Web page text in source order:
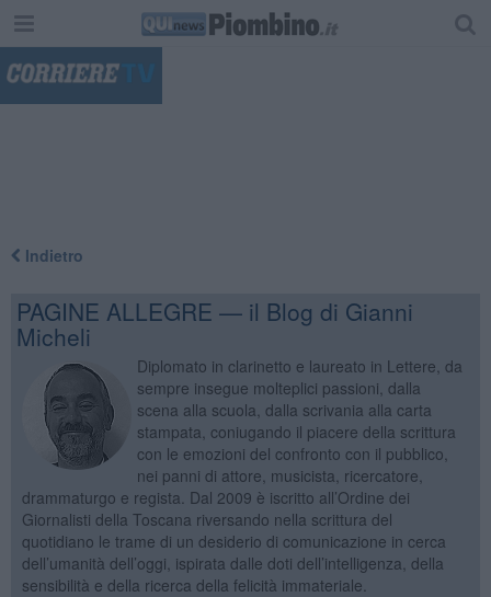
Indietro
PAGINE ALLEGRE — il Blog di Gianni
Micheli
Diplomato in clarinetto e laureato in Lettere, da
sempre insegue molteplici passioni, dalla
scena alla scuola, dalla scrivania alla carta
stampata, coniugando il piacere della scrittura
con le emozioni del confronto con il pubblico,
nei panni di attore, musicista, ricercatore,
drammaturgo e regista. Dal 2009 è iscritto all’Ordine dei
Giornalisti della Toscana riversando nella scrittura del
quotidiano le trame di un desiderio di comunicazione in cerca
dell’umanità dell’oggi, ispirata dalle doti dell’intelligenza, della
sensibilità e della ricerca della felicità immateriale.